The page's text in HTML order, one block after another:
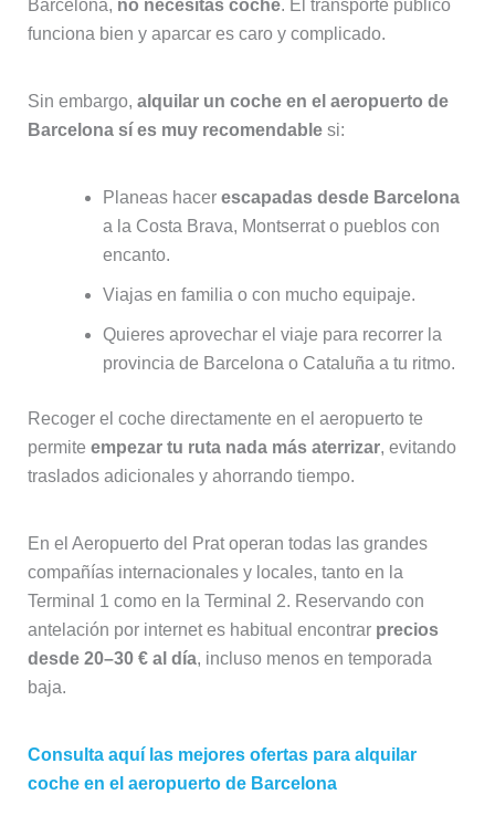
Barcelona, no necesitas coche. El transporte público
funciona bien y aparcar es caro y complicado.
Sin embargo, alquilar un coche en el aeropuerto de
Barcelona sí es muy recomendablesi:
Planeas hacer escapadas desde Barcelona
a la Costa Brava, Montserrat o pueblos con
encanto.
Viajas en familia o con mucho equipaje.
Quieres aprovechar el viaje para recorrer la
provincia de Barcelona o Cataluña a tu ritmo.
Recoger el coche directamente en el aeropuerto te
permite empezar tu ruta nada más aterrizar, evitando
traslados adicionales y ahorrando tiempo.
En el Aeropuerto del Prat operan todas las grandes
compañías internacionales y locales, tanto en la
Terminal 1 como en la Terminal 2. Reservando con
antelación por internet es habitual encontrar precios
desde 20–30 € al día, incluso menos en temporada
baja.
Consulta aquí las mejores ofertas para alquilar
coche en el aeropuerto de Barcelona